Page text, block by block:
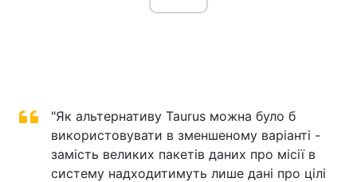
"Як альтернативу Taurus можна було б
використовувати в зменшеному варіанті -
замість великих пакетів даних про місії в
систему надходитимуть лише дані про цілі